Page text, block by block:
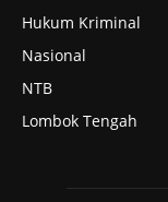
Hukum Kriminal
Nasional
NTB
Lombok Tengah